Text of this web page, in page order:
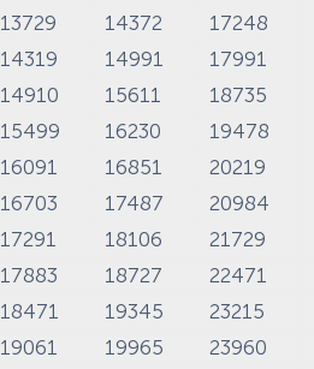
13729 14372 17248
14319 14991 17991
14910 15611 18735
15499 16230 19478
16091 16851 20219
16703 17487 20984
17291 18106 21729
17883 18727 22471
18471 19345 23215
19061 19965 23960